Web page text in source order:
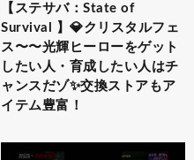
【ステサバ：State of
Survival 】💎クリスタルフェ
ス〜〜光輝ヒーローをゲット
したい人・育成したい人はチ
ャンスだゾ✨交換ストアもア
イテム豊富！